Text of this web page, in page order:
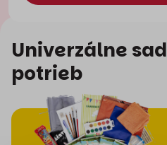
Univerzálne
potrieb